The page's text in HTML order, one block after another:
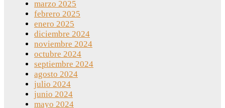
marzo 2025
febrero 2025
enero 2025
diciembre 2024
noviembre 2024
octubre 2024
septiembre 2024
agosto 2024
julio 2024
junio 2024
mayo 2024